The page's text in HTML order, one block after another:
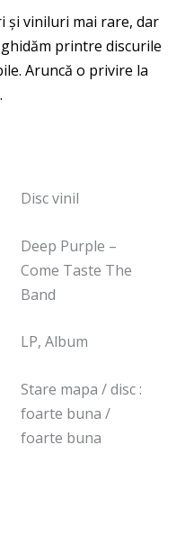
Disc vinil
Deep Purple –
Come Taste The
Band
LP, Album
Stare mapa / disc :
foarte buna /
foarte buna